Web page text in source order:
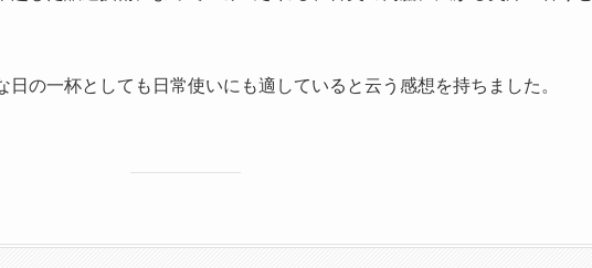
の一杯としても日常使いにも適していると云う感想を持ちました。